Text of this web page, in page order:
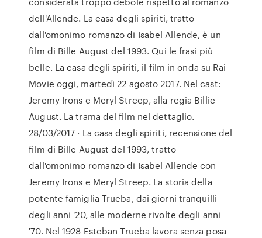
dell'Allende. La casa degli spiriti, tratto
dall'omonimo romanzo di Isabel Allende, è un
film di Bille August del 1993. Qui le frasi più
belle. La casa degli spiriti, il film in onda su Rai
Movie oggi, martedì 22 agosto 2017. Nel cast:
Jeremy Irons e Meryl Streep, alla regia Billie
August. La trama del film nel dettaglio.
28/03/2017 · La casa degli spiriti, recensione del
film di Bille August del 1993, tratto
dall'omonimo romanzo di Isabel Allende con
Jeremy Irons e Meryl Streep. La storia della
potente famiglia Trueba, dai giorni tranquilli
degli anni '20, alle moderne rivolte degli anni
'70. Nel 1928 Esteban Trueba lavora senza posa